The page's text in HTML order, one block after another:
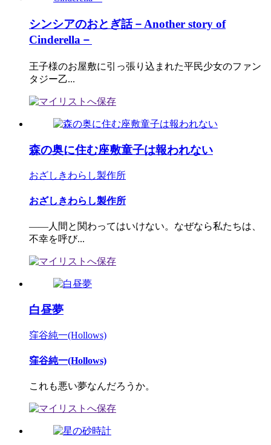
シンシアのおとぎ話－Another story of
Cinderella－
王子様のお屋敷に引っ張り込まれた平民少女のファン
タジー乙...
森の奥に住む座敷童子は報われない
おざしきわらし製作所
おざしきわらし製作所
――人間と関わってはいけない。なぜなら私たちは、
不幸を呼び...
白昼夢
窪谷純一(Hollows)
窪谷純一(Hollows)
これも悪い夢なんだろうか。